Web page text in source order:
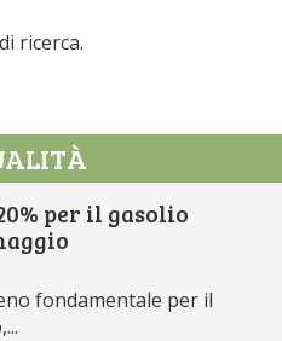
ricerca.
per il gasolio
fondamentale per il